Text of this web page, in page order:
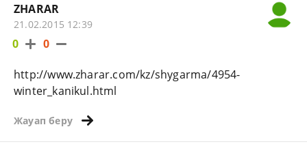
ZHARAR
21.02.2015 12:39
0 0
http://www.zharar.com/kz/shygarma/4954-
winter_kanikul.html
Жауап беру